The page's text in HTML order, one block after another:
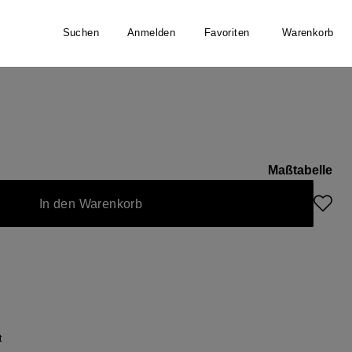
Suchen Anmelden Favoriten Warenkorb
nicht verfügbar.)
nicht verfügbar.)
nicht verfügbar.)
zurzeit nicht verfügbar.)
Maßtabelle
In den Warenkorb